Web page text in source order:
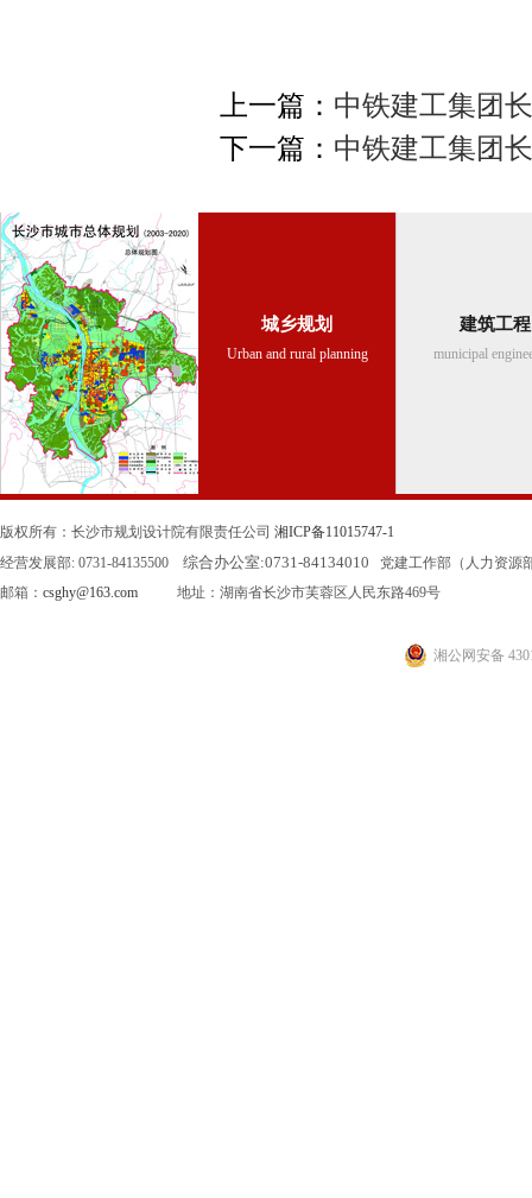
上一篇： 中铁建工集团
下一篇： 中铁建工集团
城乡规划
Urban and rural planning
建筑工程
municipal
版权所有：长沙市规划设计院有限责任公司 湘ICP备11015747-1
经营发展部: 0731-84135500 综合办公室:0731-84134010
党建工作部（人力资源
邮箱： csghy@163.com 地址：湖南省长沙市芙蓉区人民东路469号
湘公网安备